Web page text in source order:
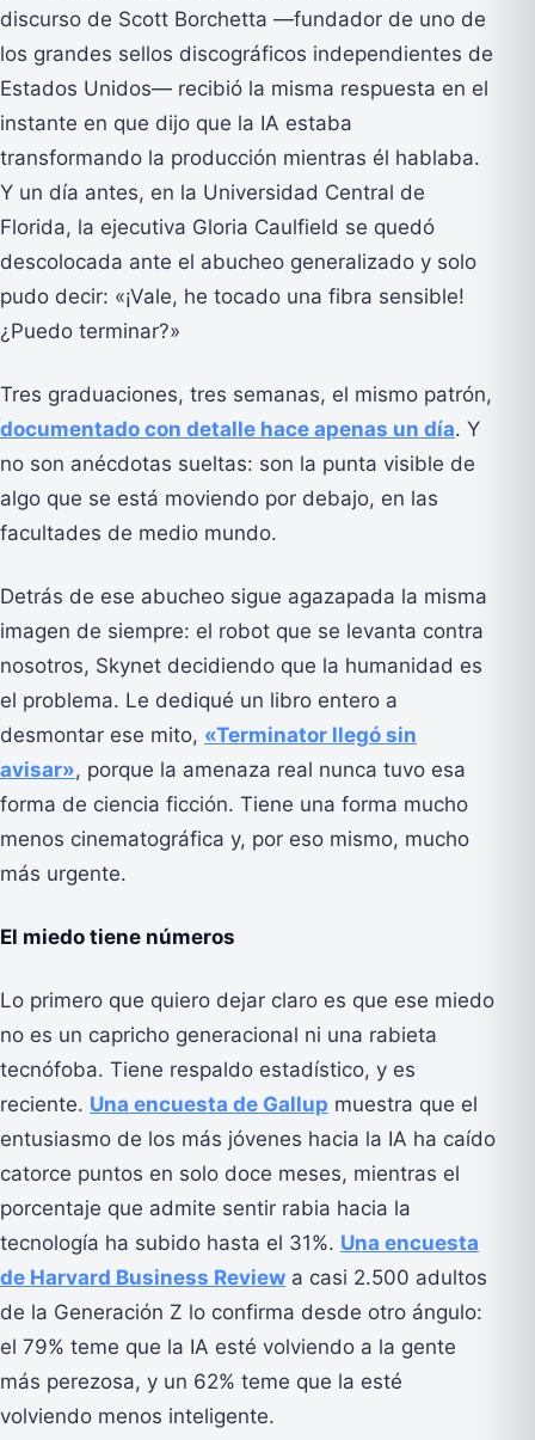
discurso de Scott Borchetta —fundador de uno de
los grandes sellos discográficos independientes de
Estados Unidos— recibió la misma respuesta en el
instante en que dijo que la IA estaba
transformando la producción mientras él hablaba.
Y un día antes, en la Universidad Central de
Florida, la ejecutiva Gloria Caulfield se quedó
descolocada ante el abucheo generalizado y solo
pudo decir: «¡Vale, he tocado una fibra sensible!
¿Puedo terminar?»
Tres graduaciones, tres semanas, el mismo patrón,
documentado con detalle hace apenas un día. Y
no son anécdotas sueltas: son la punta visible de
algo que se está moviendo por debajo, en las
facultades de medio mundo.
Detrás de ese abucheo sigue agazapada la misma
imagen de siempre: el robot que se levanta contra
nosotros, Skynet decidiendo que la humanidad es
el problema. Le dediqué un libro entero a
desmontar ese mito, «Terminator llegó sin
avisar», porque la amenaza real nunca tuvo esa
forma de ciencia ficción. Tiene una forma mucho
menos cinematográfica y, por eso mismo, mucho
más urgente.
El miedo tiene números
Lo primero que quiero dejar claro es que ese miedo
no es un capricho generacional ni una rabieta
tecnófoba. Tiene respaldo estadístico, y es
reciente. Una encuesta de Gallup muestra que el
entusiasmo de los más jóvenes hacia la IA ha caído
catorce puntos en solo doce meses, mientras el
porcentaje que admite sentir rabia hacia la
tecnología ha subido hasta el 31%. Una encuesta
de Harvard Business Review a casi 2.500 adultos
de la Generación Z lo confirma desde otro ángulo:
el 79% teme que la IA esté volviendo a la gente
más perezosa, y un 62% teme que la esté
volviendo menos inteligente.